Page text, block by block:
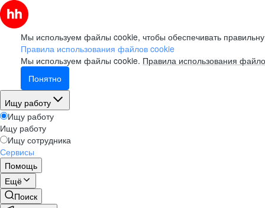
Мы используем файлы cookie, чтобы обеспечивать
Правила использования файлов cookie
Мы используем файлы cookie. Правила использования
Понятно
Ищу работу
Ищу работу
Ищу работу
Ищу сотрудника
Сервисы
Помощь
Ещё
Поиск